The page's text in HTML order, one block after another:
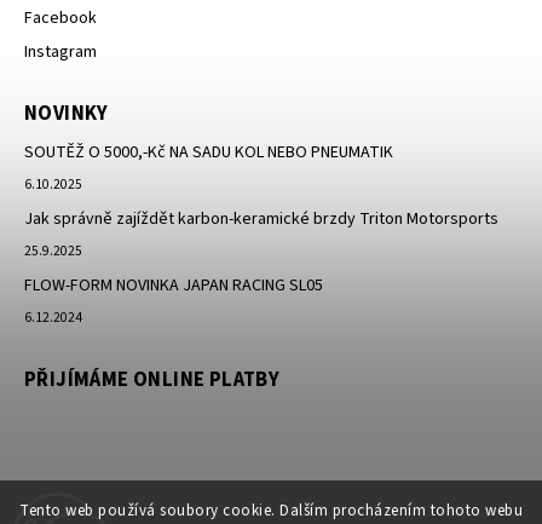
Tento web používá soubory cookie. Dalším procházením tohoto webu
Facebook
Instagram
NOVINKY
SOUTĚŽ O 5000,-Kč NA SADU KOL NEBO PNEUMATIK
6.10.2025
Jak správně zajíždět karbon-keramické brzdy Triton Motorsports
25.9.2025
FLOW-FORM NOVINKA JAPAN RACING SL05
6.12.2024
PŘIJÍMÁME ONLINE PLATBY